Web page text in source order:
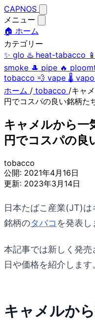
CAPNOS
メニュー
🏠 ホーム
カテゴリー
✨ glo ♨️ heat-tabacco 📱
smoke 🎩 pipe 🔥
tobacco 💨 vape 🌡️
ホーム / tobacco /キャ
円でコスパの良い銘柄た
キャメルから一
円でコスパの良
tobacco
公開: 2021年4月16日
更新: 2023年3月14日
日本たばこ産業(JT)
銘柄のタバコ を発表し
本記事では新しく発
日や価格を紹介します
キャメルか